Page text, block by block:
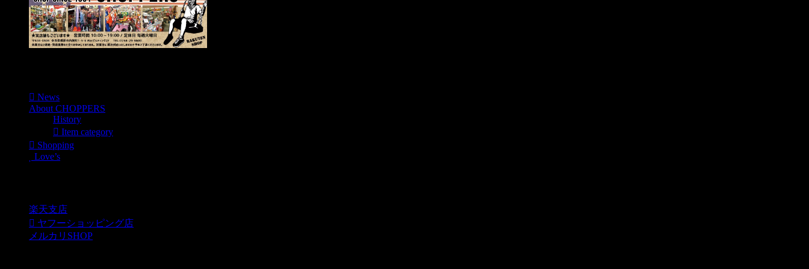
News
About CHOPPERS
History
Item category
Shopping
Love’s
楽天支店
ヤフーショッピング店
メルカリSHOP